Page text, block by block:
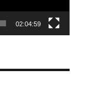
02:04:59